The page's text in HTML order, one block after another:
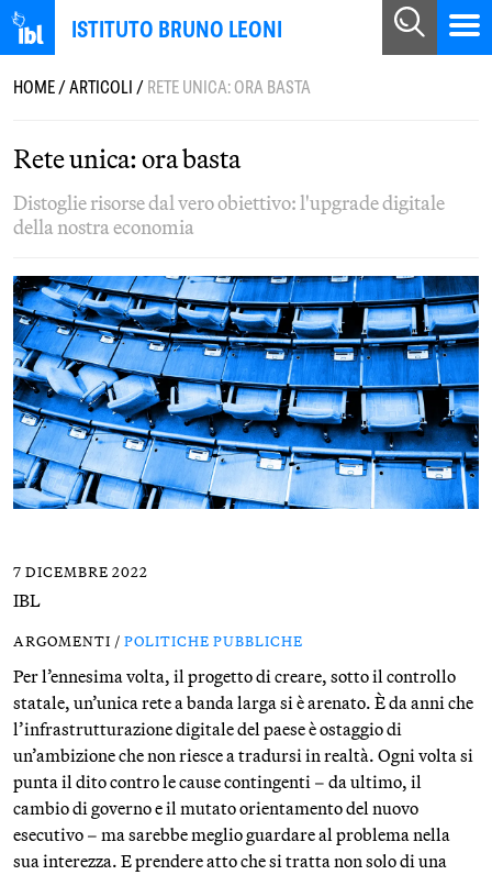
ISTITUTO BRUNO LEONI
HOME/ARTICOLI/RETE UNICA: ORA BASTA
Rete unica: ora basta
Distoglie risorse dal vero obiettivo: l'upgrade digitale
della nostra economia
7 DICEMBRE 2022
IBL
ARGOMENTI / POLITICHE PUBBLICHE
Per l’ennesima volta, il progetto di creare, sotto il controllo
statale, un’unica rete a banda larga si è arenato. È da anni che
l’infrastrutturazione digitale del paese è ostaggio di
un’ambizione che non riesce a tradursi in realtà. Ogni volta si
punta il dito contro le cause contingenti – da ultimo, il
cambio di governo e il mutato orientamento del nuovo
esecutivo – ma sarebbe meglio guardare al problema nella
sua interezza. E prendere atto che si tratta non solo di una